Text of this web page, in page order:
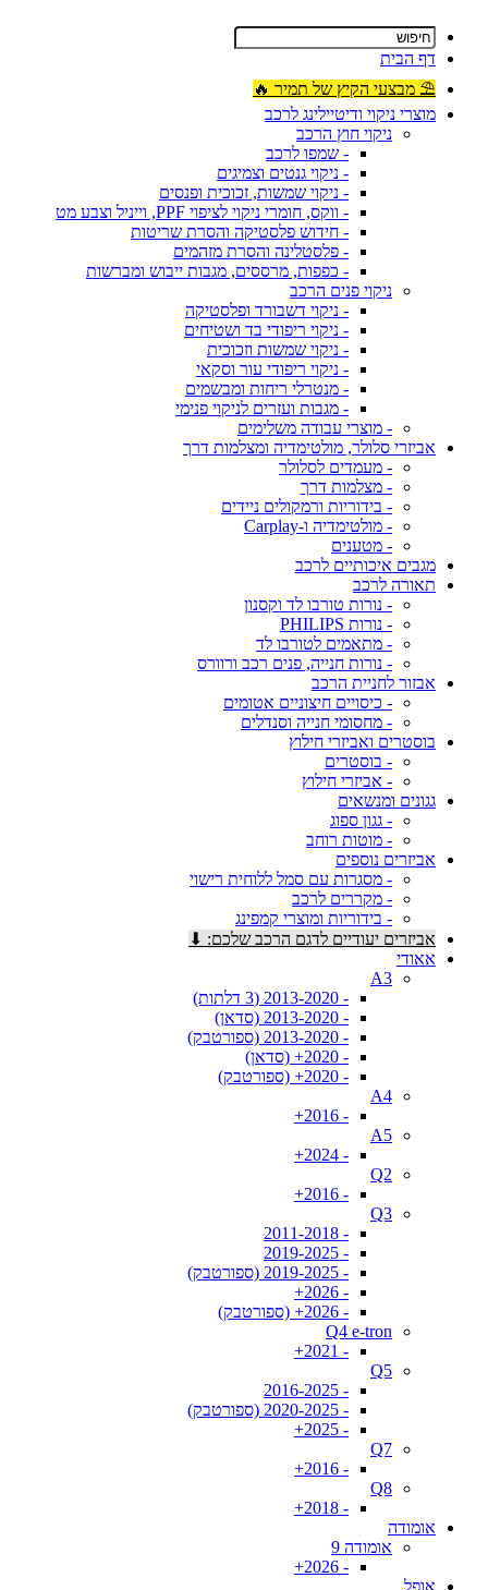
דף הבית
⛱ מבצעי הקיץ של תמיר 🔥
מוצרי ניקוי ודיטיילינג לרכב
ניקוי חוץ הרכב
- שמפו לרכב
- ניקוי גנטים וצמיגים
- ניקוי שמשות, זכוכית ופנסים
- ווקס, חומרי ניקוי לציפוי PPF, וייניל וצבע מט
- חידוש פלסטיקה והסרת שריטות
- פלסטלינה והסרת מזהמים
- כפפות, מרססים, מגבות ייבוש ומברשות
ניקוי פנים הרכב
- ניקוי דשבורד ופלסטיקה
- ניקוי ריפודי בד ושטיחים
- ניקוי שמשות וזכוכית
- ניקוי ריפודי עור וסקאי
- מנטרלי ריחות ומבשמים
- מגבות ועזרים לניקוי פנימי
- מוצרי עבודה משלימים
אביזרי סלולר, מולטימדיה ומצלמות דרך
- מעמדים לסלולר
- מצלמות דרך
- בידוריות ורמקולים ניידים
- מולטימדיה ו-Carplay
- מטענים
מגבים איכותיים לרכב
תאורה לרכב
- נורות טורבו לד וקסנון
- נורות PHILIPS
- מתאמים לטורבו לד
- נורות חנייה, פנים רכב ורוורס
אבזור לחניית הרכב
- כיסויים חיצוניים אטומים
- מחסומי חנייה וסנדלים
בוסטרים ואביזרי חילוץ
- בוסטרים
- אביזרי חילוץ
גגונים ומנשאים
- גגון ספוג
- מוטות רוחב
אביזרים נוספים
- מסגרות עם סמל ללוחית רישוי
- מקררים לרכב
- בידוריות ומוצרי קמפינג
אביזרים יעודיים לדגם הרכב שלכם: ⬇
אאודי
A3
- 2013-2020 (3 דלתות)
- 2013-2020 (סדאן)
- 2013-2020 (ספורטבק)
- 2020+ (סדאן)
- 2020+ (ספורטבק)
A4
- 2016+
A5
- 2024+
Q2
- 2016+
Q3
- 2011-2018
- 2019-2025
- 2019-2025 (ספורטבק)
- 2026+
- 2026+ (ספורטבק)
Q4 e-tron
- 2021+
Q5
- 2016-2025
- 2020-2025 (ספורטבק)
- 2025+
Q7
- 2016+
Q8
- 2018+
אומודה
אומודה 9
- 2026+
אופל